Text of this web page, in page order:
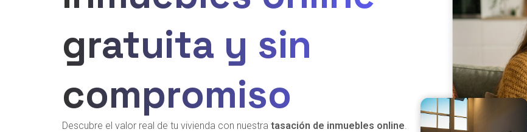
gratuita y sin
compromiso
Descubre el valor real de tu vivienda con nuestra tasación de inmuebles online.